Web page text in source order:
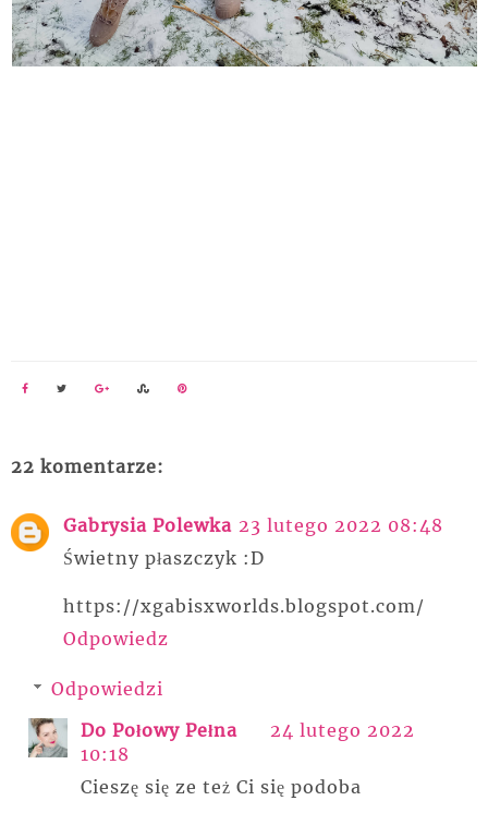
22 komentarze:
Gabrysia Polewka 23 lutego 2022 08:48
Świetny płaszczyk :D
https://xgabisxworlds.blogspot.com/
Odpowiedz
Odpowiedzi
Do Połowy Pełna
24 lutego 2022
10:18
Cieszę się ze też Ci się podoba